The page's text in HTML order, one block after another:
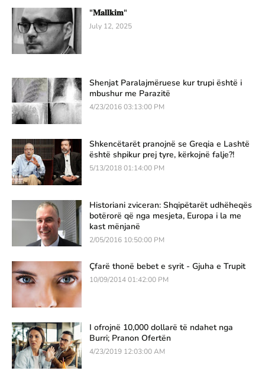
"𝐌𝐚𝐥𝐥𝐤𝐢𝐦"
July 12, 2025
Shenjat Paralajmëruese kur trupi është i
mbushur me Parazitë
4/23/2016 03:13:00 PM
Shkencëtarët pranojnë se Greqia e Lashtë
është shpikur prej tyre, kërkojnë falje?!
5/13/2018 01:14:00 PM
Historiani zviceran: Shqipëtarët udhëheqës
botërorë që nga mesjeta, Europa i la me
kast mënjanë
2/05/2016 10:50:00 PM
Çfarë thonë bebet e syrit - Gjuha e Trupit
10/09/2014 01:42:00 PM
I ofrojnë 10,000 dollarë të ndahet nga
Burri; Pranon Ofertën
4/23/2019 12:03:00 AM